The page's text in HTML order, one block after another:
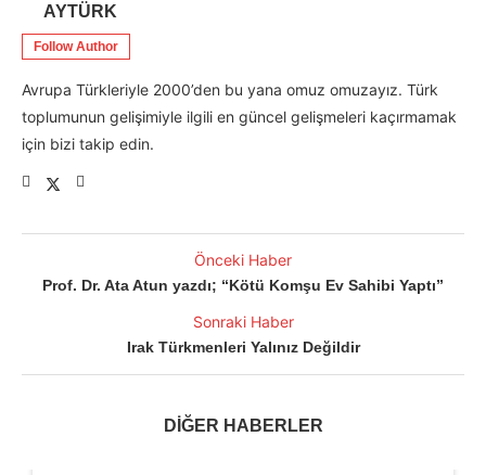
AYTÜRK
Follow Author
Avrupa Türkleriyle 2000’den bu yana omuz omuzayız. Türk
toplumunun gelişimiyle ilgili en güncel gelişmeleri kaçırmamak
için bizi takip edin.
Önceki Haber
Prof. Dr. Ata Atun yazdı; “Kötü Komşu Ev Sahibi Yaptı”
Sonraki Haber
Irak Türkmenleri Yalınız Değildir
DİĞER HABERLER